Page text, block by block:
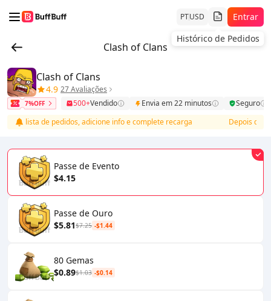
PTUSD
Histórico de Pedidos
Entrar
Clash of Clans
Clash of Clans
4.9 27 Avaliações
7%OFF 500+Vendido Envia em 22 minutos
Seguro
lista de pedidos, adicione info e complete recarga
Depois do
Passe de Evento
$4.15
Passe de Ouro
$5.81$7.25 -$1.44
80 Gemas
$0.89$1.03 -$0.14